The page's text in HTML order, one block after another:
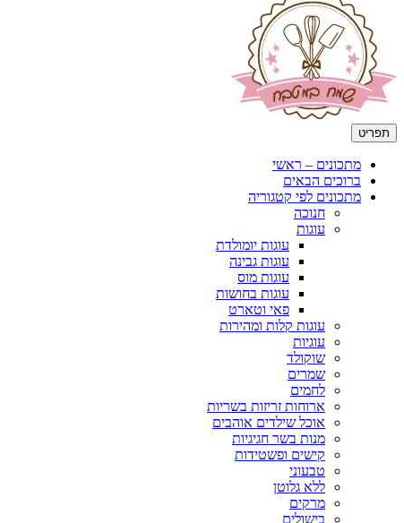
תפריט
מתכונים – ראשי
ברוכים הבאים
מתכונים לפי קטגוריה
חנוכה
עוגות
עוגות יומולדת
עוגות גבינה
עוגות מוס
עוגות בחושות
פאי וטארט
עוגות קלות ומהירות
עוגיות
שוקולד
שמרים
לחמים
ארוחות זריזות בשריות
אוכל שילדים אוהבים
מנות בשר חגיגיות
קישים ופשטידות
טבעוני
ללא גלוטן
מרקים
בישולים